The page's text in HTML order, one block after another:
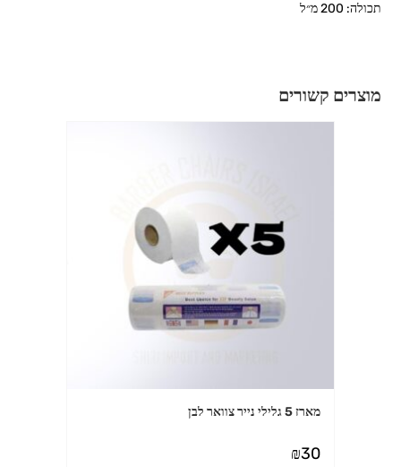
תכולה: 200 מ״ל
מוצרים קשורים
מארז 5 גלילי נייר צוואר לבן
₪30